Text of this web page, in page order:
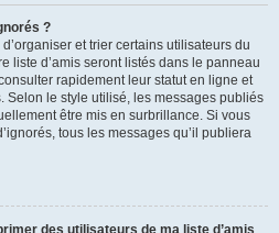
?
et trier certains utilisateurs du
liste d’amis seront listés dans le panneau
rapidement leur statut en ligne et
Selon le style utilisé, les messages publiés
être mis en surbrillance. Si vous
tous les messages qu’il publiera
des utilisateurs de ma liste d’amis